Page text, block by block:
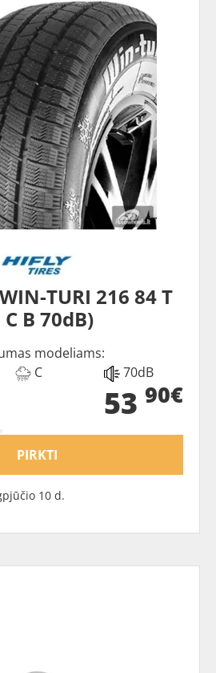
TURI 216 84 T
C B 70dB)
modeliams:
C 70dB
53 90€
PIRKTI
10 d.